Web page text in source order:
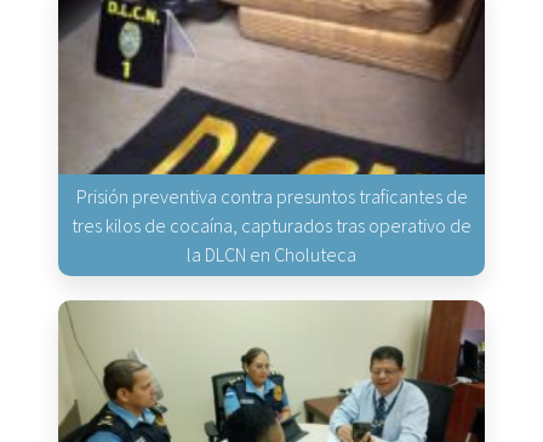
Prisión preventiva contra presuntos traficantes de
tres kilos de cocaína, capturados tras operativo de
la DLCN en Choluteca